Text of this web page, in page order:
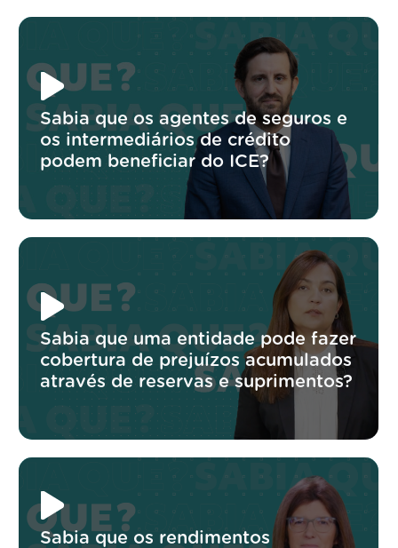
Sabia que os agentes de seguros e
os intermediários de crédito
podem beneficiar do ICE?
Sabia que uma entidade pode fazer
cobertura de prejuízos acumulados
através de reservas e suprimentos?
Sabia que os rendimentos